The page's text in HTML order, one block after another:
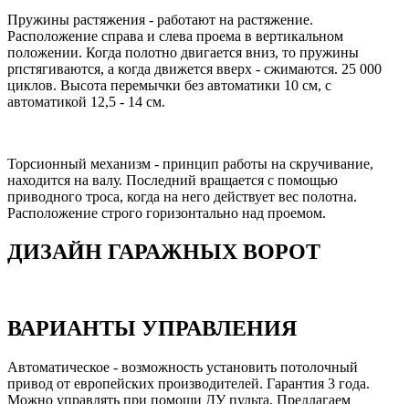
Пружины растяжения - работают на растяжение.
Расположение справа и слева проема в вертикальном
положении. Когда полотно двигается вниз, то пружины
рпстягиваются, а когда движется вверх - сжимаются. 25 000
циклов. Высота перемычки без автоматики 10 см, с
автоматикой 12,5 - 14 см.
Торсионный механизм - принцип работы на скручивание,
находится на валу. Последний вращается с помощью
приводного троса, когда на него действует вес полотна.
Расположение строго горизонтально над проемом.
ДИЗАЙН ГАРАЖНЫХ ВОРОТ
ВАРИАНТЫ УПРАВЛЕНИЯ
Автоматическое - возможность установить потолочный
привод от европейских производителей. Гарантия 3 года.
Можно управлять при помощи ДУ пульта. Предлагаем